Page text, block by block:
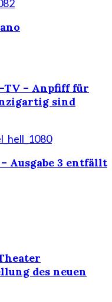
TV – Anpfiff für
sind
Ausgabe 3 entfällt
des neuen